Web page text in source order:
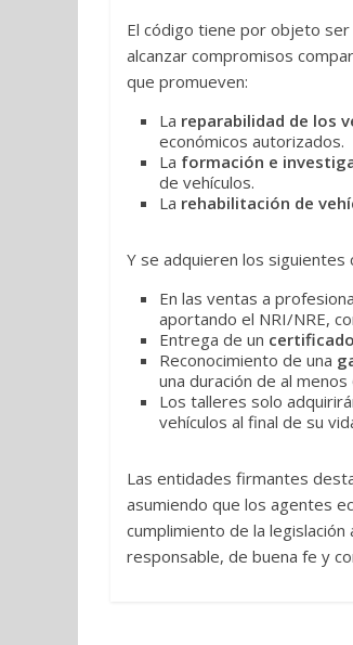
El código tiene por objeto
alcanzar compromisos
que promueven:
La reparabilidad de los
económicos autorizados.
La formación e
de vehículos.
La rehabilitación de
Y se adquieren los siguientes
En las ventas a
aportando el NRI/NRE,
Entrega de un
Reconocimiento de una
una duración de al menos
Los talleres solo
vehículos al final de su
Las entidades firmantes
asumiendo que los agentes
cumplimiento de la
responsable, de buena fe y